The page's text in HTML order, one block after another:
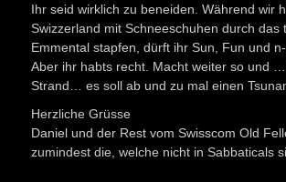
Ihr seid wirklich zu beneiden. Während wir
Swizzerland mit Schneeschuhen durch das
Emmental stapfen, dürft ihr Sun, Fun und
Aber ihr habts recht. Macht weiter so und
Strand… es soll ab und zu mal einen
Herzliche Grüsse
Daniel und der Rest vom Swisscom Old
zumindest die, welche nicht in Sabbaticals